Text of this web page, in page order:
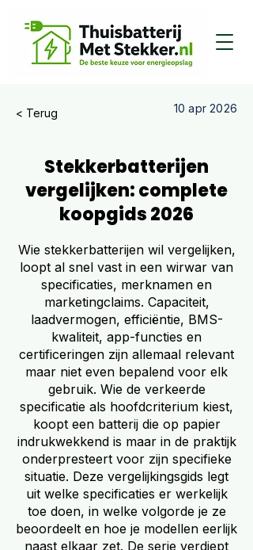
< Terug 10 apr 2026
Stekkerbatterijen
vergelijken: complete
koopgids 2026
Wie stekkerbatterijen wil vergelijken,
loopt al snel vast in een wirwar van
specificaties, merknamen en
marketingclaims. Capaciteit,
laadvermogen, efficiëntie, BMS-
kwaliteit, app-functies en
certificeringen zijn allemaal relevant
maar niet even bepalend voor elk
gebruik. Wie de verkeerde
specificatie als hoofdcriterium kiest,
koopt een batterij die op papier
indrukwekkend is maar in de praktijk
onderpresteert voor zijn specifieke
situatie. Deze vergelijkingsgids legt
uit welke specificaties er werkelijk
toe doen, in welke volgorde je ze
beoordeelt en hoe je modellen eerlijk
naast elkaar zet. De serie verdiept